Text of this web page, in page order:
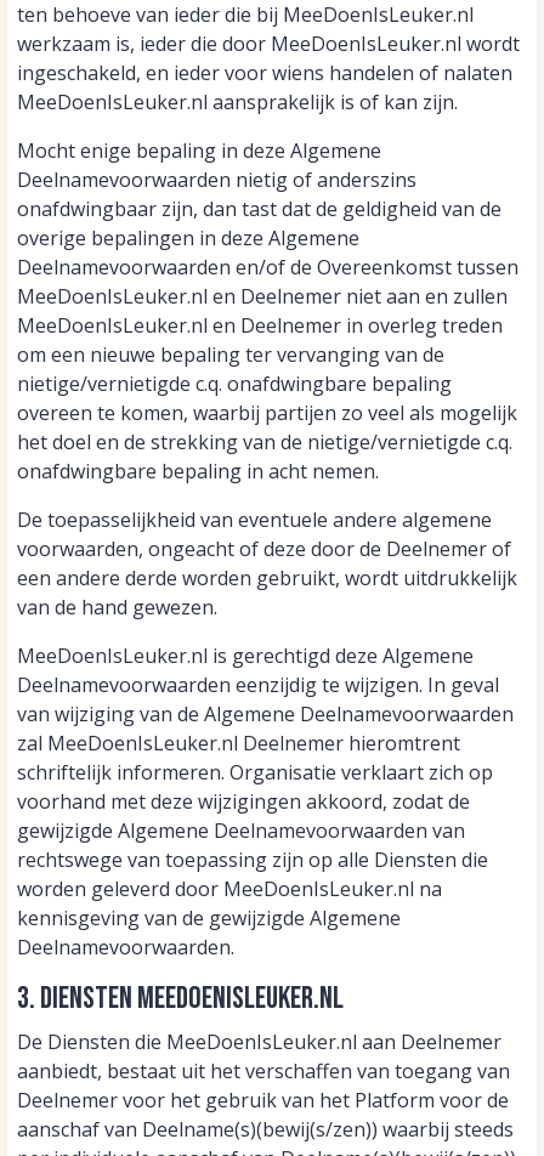
ten behoeve van ieder die bij MeeDoenIsLeuker.nl
werkzaam is, ieder die door MeeDoenIsLeuker.nl wordt
ingeschakeld, en ieder voor wiens handelen of nalaten
MeeDoenIsLeuker.nl aansprakelijk is of kan zijn.
Mocht enige bepaling in deze Algemene
Deelnamevoorwaarden nietig of anderszins
onafdwingbaar zijn, dan tast dat de geldigheid van de
overige bepalingen in deze Algemene
Deelnamevoorwaarden en/of de Overeenkomst tussen
MeeDoenIsLeuker.nl en Deelnemer niet aan en zullen
MeeDoenIsLeuker.nl en Deelnemer in overleg treden
om een nieuwe bepaling ter vervanging van de
nietige/vernietigde c.q. onafdwingbare bepaling
overeen te komen, waarbij partijen zo veel als mogelijk
het doel en de strekking van de nietige/vernietigde c.q.
onafdwingbare bepaling in acht nemen.
De toepasselijkheid van eventuele andere algemene
voorwaarden, ongeacht of deze door de Deelnemer of
een andere derde worden gebruikt, wordt uitdrukkelijk
van de hand gewezen.
MeeDoenIsLeuker.nl is gerechtigd deze Algemene
Deelnamevoorwaarden eenzijdig te wijzigen. In geval
van wijziging van de Algemene Deelnamevoorwaarden
zal MeeDoenIsLeuker.nl Deelnemer hieromtrent
schriftelijk informeren. Organisatie verklaart zich op
voorhand met deze wijzigingen akkoord, zodat de
gewijzigde Algemene Deelnamevoorwaarden van
rechtswege van toepassing zijn op alle Diensten die
worden geleverd door MeeDoenIsLeuker.nl na
kennisgeving van de gewijzigde Algemene
Deelnamevoorwaarden.
3. Diensten MeeDoenIsLeuker.nl
De Diensten die MeeDoenIsLeuker.nl aan Deelnemer
aanbiedt, bestaat uit het verschaffen van toegang van
Deelnemer voor het gebruik van het Platform voor de
aanschaf van Deelname(s)(bewij(s/zen)) waarbij steeds